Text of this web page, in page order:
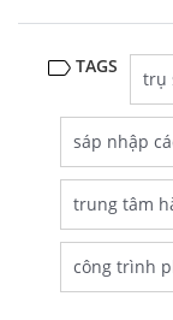
TAGS
trụ
sáp nhập
trung tâm
công trình